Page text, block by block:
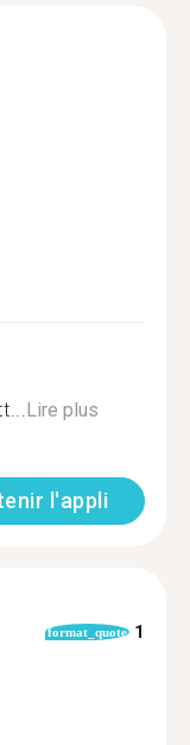
Lire plus
l'appli
format_quote 1